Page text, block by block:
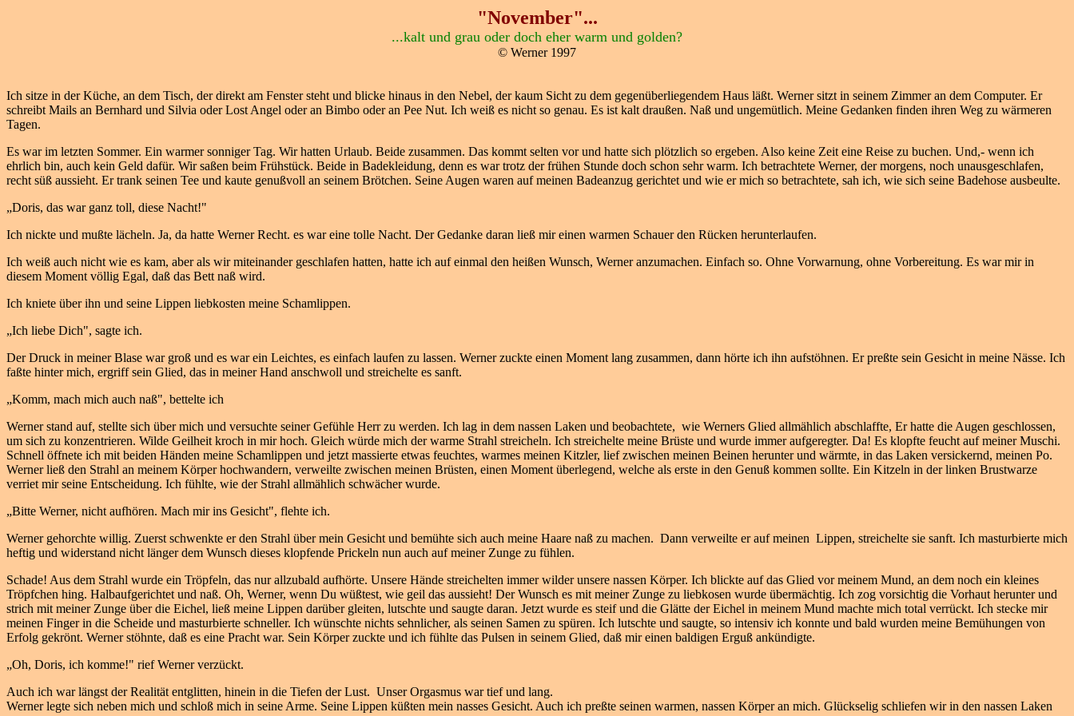
"November"...
...kalt und grau oder doch eher warm und golden?
© Werner 1997
Ich sitze in der Küche, an dem Tisch, der direkt am Fenster steht und blicke hinaus in den Nebel, der kaum Sicht zu dem gegenüberliegendem Haus läßt. Werner sitzt in seinem Zimmer an dem Computer. Er
schreibt Mails an Bernhard und Silvia oder Lost Angel oder an Bimbo oder an Pee Nut. Ich weiß es nicht so genau. Es ist kalt draußen. Naß und ungemütlich. Meine Gedanken finden ihren Weg zu wärmeren
Tagen.
Es war im letzten Sommer. Ein warmer sonniger Tag. Wir hatten Urlaub. Beide zusammen. Das kommt selten vor und hatte sich plötzlich so ergeben. Also keine Zeit eine Reise zu buchen. Und,- wenn ich
ehrlich bin, auch kein Geld dafür. Wir saßen beim Frühstück. Beide in Badekleidung, denn es war trotz der frühen Stunde doch schon sehr warm. Ich betrachtete Werner, der morgens, noch unausgeschlafen,
recht süß aussieht. Er trank seinen Tee und kaute genußvoll an seinem Brötchen. Seine Augen waren auf meinen Badeanzug gerichtet und wie er mich so betrachtete, sah ich, wie sich seine Badehose ausbeulte.
„Doris, das war ganz toll, diese Nacht!"
Ich nickte und mußte lächeln. Ja, da hatte Werner Recht. es war eine tolle Nacht. Der Gedanke daran ließ mir einen warmen Schauer den Rücken herunterlaufen.
Ich weiß auch nicht wie es kam, aber als wir miteinander geschlafen hatten, hatte ich auf einmal den heißen Wunsch, Werner anzumachen. Einfach so. Ohne Vorwarnung, ohne Vorbereitung. Es war mir in
diesem Moment völlig Egal, daß das Bett naß wird.
Ich kniete über ihn und seine Lippen liebkosten meine Schamlippen.
„Ich liebe Dich", sagte ich.
Der Druck in meiner Blase war groß und es war ein Leichtes, es einfach laufen zu lassen. Werner zuckte einen Moment lang zusammen, dann hörte ich ihn aufstöhnen. Er preßte sein Gesicht in meine Nässe. Ich
faßte hinter mich, ergriff sein Glied, das in meiner Hand anschwoll und streichelte es sanft.
„Komm, mach mich auch naß", bettelte ich
Werner stand auf, stellte sich über mich und versuchte seiner Gefühle Herr zu werden. Ich lag in dem nassen Laken und beobachtete, wie Werners Glied allmählich abschlaffte, Er hatte die Augen geschlossen,
um sich zu konzentrieren. Wilde Geilheit kroch in mir hoch. Gleich würde mich der warme Strahl streicheln. Ich streichelte meine Brüste und wurde immer aufgeregter. Da! Es klopfte feucht auf meiner Muschi.
Schnell öffnete ich mit beiden Händen meine Schamlippen und jetzt massierte etwas feuchtes, warmes meinen Kitzler, lief zwischen meinen Beinen herunter und wärmte, in das Laken versickernd, meinen Po.
Werner ließ den Strahl an meinem Körper hochwandern, verweilte zwischen meinen Brüsten, einen Moment überlegend, welche als erste in den Genuß kommen sollte. Ein Kitzeln in der linken Brustwarze
verriet mir seine Entscheidung. Ich fühlte, wie der Strahl allmählich schwächer wurde.
„Bitte Werner, nicht aufhören. Mach mir ins Gesicht", flehte ich.
Werner gehorchte willig. Zuerst schwenkte er den Strahl über mein Gesicht und bemühte sich auch meine Haare naß zu machen. Dann verweilte er auf meinen Lippen, streichelte sie sanft. Ich masturbierte mich
heftig und widerstand nicht länger dem Wunsch dieses klopfende Prickeln nun auch auf meiner Zunge zu fühlen.
Schade! Aus dem Strahl wurde ein Tröpfeln, das nur allzubald aufhörte. Unsere Hände streichelten immer wilder unsere nassen Körper. Ich blickte auf das Glied vor meinem Mund, an dem noch ein kleines
Tröpfchen hing. Halbaufgerichtet und naß. Oh, Werner, wenn Du wüßtest, wie geil das aussieht! Der Wunsch es mit meiner Zunge zu liebkosen wurde übermächtig. Ich zog vorsichtig die Vorhaut herunter und
strich mit meiner Zunge über die Eichel, ließ meine Lippen darüber gleiten, lutschte und saugte daran. Jetzt wurde es steif und die Glätte der Eichel in meinem Mund machte mich total verrückt. Ich stecke mir
meinen Finger in die Scheide und masturbierte schneller. Ich wünschte nichts sehnlicher, als seinen Samen zu spüren. Ich lutschte und saugte, so intensiv ich konnte und bald wurden meine Bemühungen von
Erfolg gekrönt. Werner stöhnte, daß es eine Pracht war. Sein Körper zuckte und ich fühlte das Pulsen in seinem Glied, daß mir einen baldigen Erguß ankündigte.
„Oh, Doris, ich komme!" rief Werner verzückt.
Auch ich war längst der Realität entglitten, hinein in die Tiefen der Lust. Unser Orgasmus war tief und lang.
Werner legte sich neben mich und schloß mich in seine Arme. Seine Lippen küßten mein nasses Gesicht. Auch ich preßte seinen warmen, nassen Körper an mich. Glückselig schliefen wir in den nassen Laken